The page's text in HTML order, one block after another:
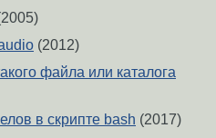
(2012)
файла или каталога
в скрипте bash (2017)